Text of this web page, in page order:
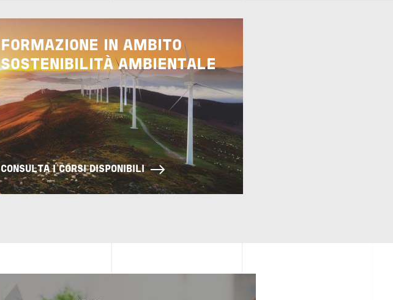
FORMAZIONE IN AMBITO
SOSTENIBILITÀ AMBIENTALE
CONSULTA I CORSI DISPONIBILI